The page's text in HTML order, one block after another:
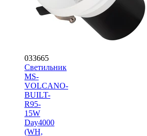
033665
Светильник
MS-
VOLCANO-
BUILT-
R95-
15W
Day4000
(WH,